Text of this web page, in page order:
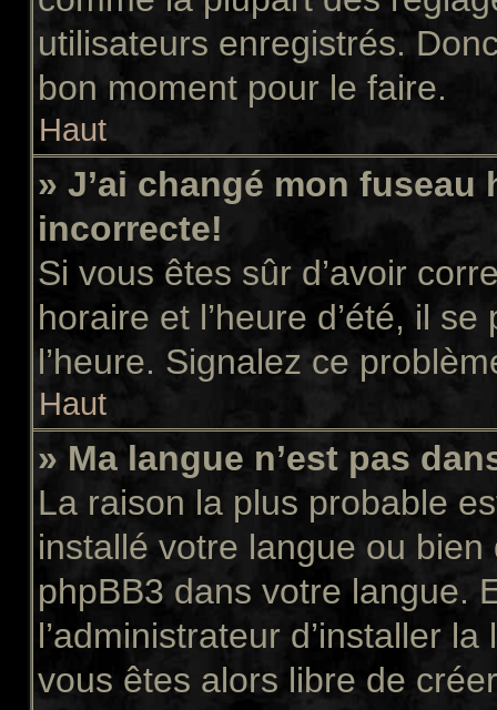
utilisateurs enregistrés.
bon moment pour le faire.
Haut
» J’ai changé mon fuseau
incorrecte!
Si vous êtes sûr d’avoir
horaire et l’heure d’été, il
l’heure. Signalez ce
Haut
» Ma langue n’est pas
La raison la plus probable
installé votre langue ou
phpBB3 dans votre langue.
l’administrateur d’installer
vous êtes alors libre de